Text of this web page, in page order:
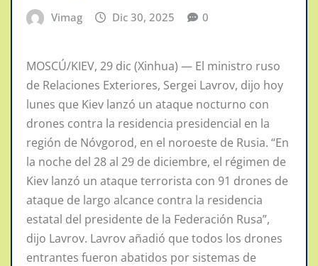
Vimag Dic 30, 2025 0
MOSCÚ/KIEV, 29 dic (Xinhua) — El ministro ruso
de Relaciones Exteriores, Sergei Lavrov, dijo hoy
lunes que Kiev lanzó un ataque nocturno con
drones contra la residencia presidencial en la
región de Nóvgorod, en el noroeste de Rusia. “En
la noche del 28 al 29 de diciembre, el régimen de
Kiev lanzó un ataque terrorista con 91 drones de
ataque de largo alcance contra la residencia
estatal del presidente de la Federación Rusa”,
dijo Lavrov. Lavrov añadió que todos los drones
entrantes fueron abatidos por sistemas de